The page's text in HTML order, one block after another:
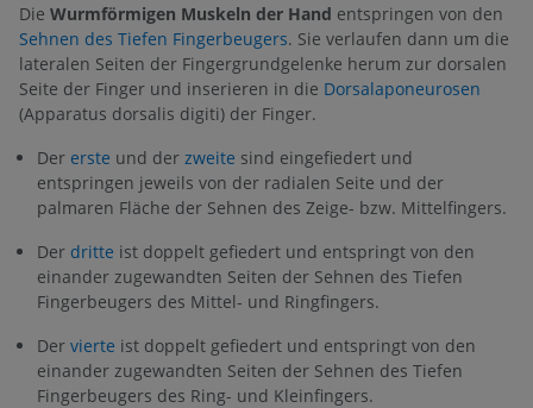
Die Wurmförmigen Muskeln der Hand entspringen von den
Sehnen des Tiefen Fingerbeugers. Sie verlaufen dann um die
lateralen Seiten der Fingergrundgelenke herum zur dorsalen
Seite der Finger und inserieren in die Dorsalaponeurosen
(Apparatus dorsalis digiti) der Finger.
Der erste und der zweite sind eingefiedert und
entspringen jeweils von der radialen Seite und der
palmaren Fläche der Sehnen des Zeige- bzw. Mittelfingers.
Der dritte ist doppelt gefiedert und entspringt von den
einander zugewandten Seiten der Sehnen des Tiefen
Fingerbeugers des Mittel- und Ringfingers.
Der vierte ist doppelt gefiedert und entspringt von den
einander zugewandten Seiten der Sehnen des Tiefen
Fingerbeugers des Ring- und Kleinfingers.